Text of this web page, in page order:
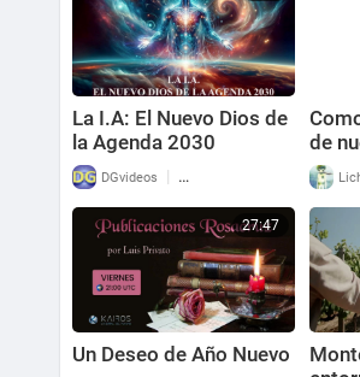
La I.A: El Nuevo Dios de
la Agenda 2030
DGvideos | 134 Reproducciones
de
27:47
Un Deseo de Año Nuevo